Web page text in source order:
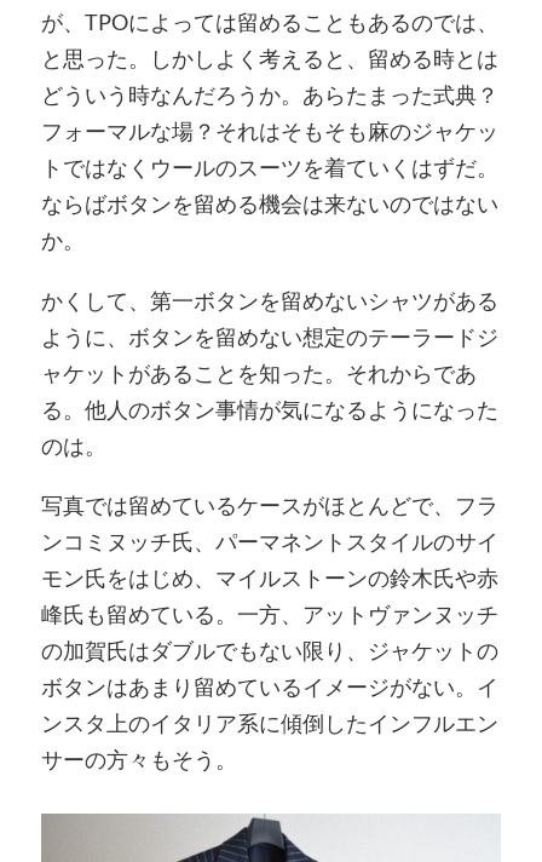
が、TPOによっては留めることもあるのでは、
と思った。しかしよく考えると、留める時とは
どういう時なんだろうか。あらたまった式典？
フォーマルな場？それはそもそも麻のジャケッ
トではなくウールのスーツを着ていくはずだ。
ならばボタンを留める機会は来ないのではない
か。
かくして、第一ボタンを留めないシャツがある
ように、ボタンを留めない想定のテーラードジ
ャケットがあることを知った。それからであ
る。他人のボタン事情が気になるようになった
のは。
写真では留めているケースがほとんどで、フラ
ンコミヌッチ氏、パーマネントスタイルのサイ
モン氏をはじめ、マイルストーンの鈴木氏や赤
峰氏も留めている。一方、アットヴァンヌッチ
の加賀氏はダブルでもない限り、ジャケットの
ボタンはあまり留めているイメージがない。イ
ンスタ上のイタリア系に傾倒したインフルエン
サーの方々もそう。